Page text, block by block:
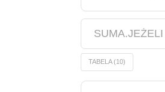
SUMA.JEŻELI
TABELA(10)